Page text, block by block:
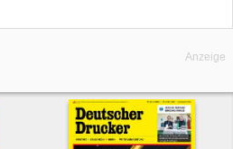
Anzeige